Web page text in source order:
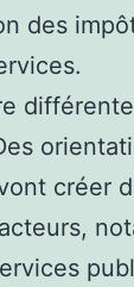
des
créer